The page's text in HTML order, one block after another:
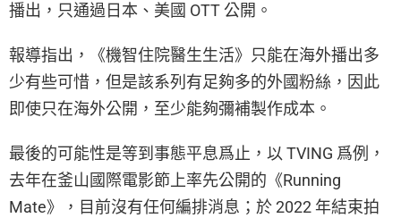
播出，只通過日本、美國 OTT 公開。
報導指出，《機智住院醫生生活》只能在海外播出多
少有些可惜，但是該系列有足夠多的外國粉絲，因此
即使只在海外公開，至少能夠彌補製作成本。
最後的可能性是等到事態平息爲止，以 TVING 爲例，
去年在釜山國際電影節上率先公開的《Running
Mate》，目前沒有任何編排消息；於 2022 年結束拍